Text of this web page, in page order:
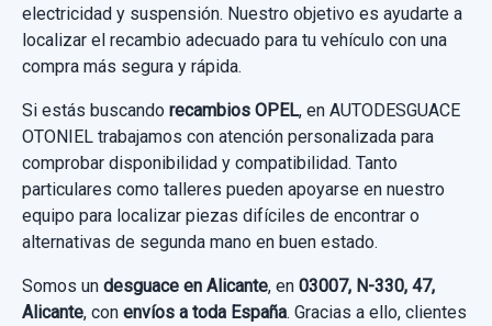
Consultar por whatsapp
electricidad y suspensión. Nuestro objetivo es ayudarte a
localizar el recambio adecuado para tu vehículo con una
compra más segura y rápida.
Si estás buscando recambios OPEL, en AUTODESGUACE
OTONIEL trabajamos con atención personalizada para
comprobar disponibilidad y compatibilidad. Tanto
particulares como talleres pueden apoyarse en nuestro
equipo para localizar piezas difíciles de encontrar o
alternativas de segunda mano en buen estado.
Somos un desguace en Alicante, en 03007, N-330, 47,
Alicante, con envíos a toda España. Gracias a ello, clientes